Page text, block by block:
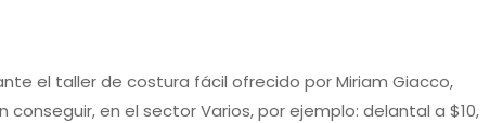
el taller de costura fácil ofrecido por Miriam Giacco,
en el sector Varios, por ejemplo: delantal a $10,